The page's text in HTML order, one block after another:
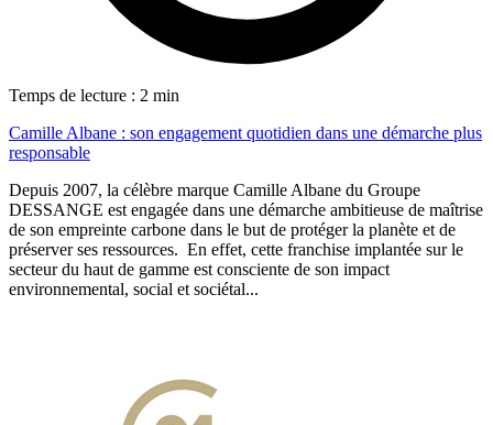
Temps de lecture : 2 min
Camille Albane : son engagement quotidien dans une démarche plus
responsable
Depuis 2007, la célèbre marque Camille Albane du Groupe
DESSANGE est engagée dans une démarche ambitieuse de maîtrise
de son empreinte carbone dans le but de protéger la planète et de
préserver ses ressources. En effet, cette franchise implantée sur le
secteur du haut de gamme est consciente de son impact
environnemental, social et sociétal...